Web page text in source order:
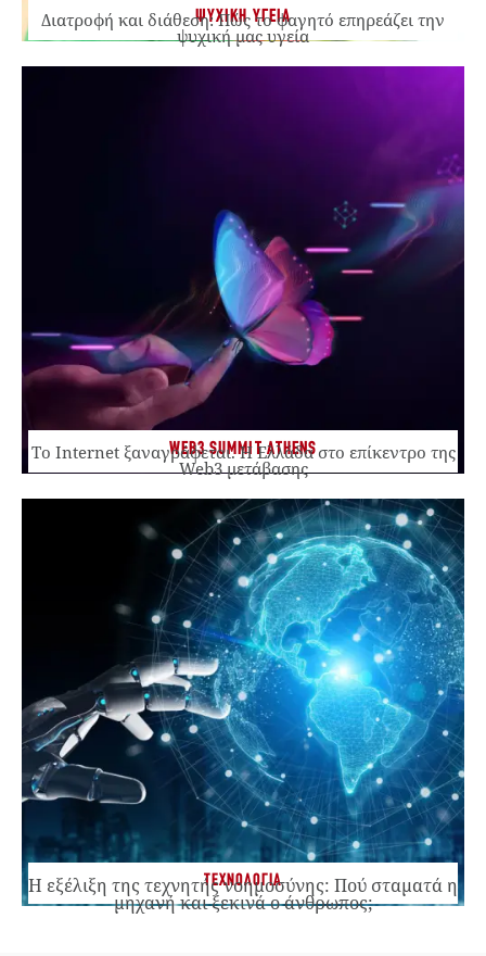
ΨΥΧΙΚΗ ΥΓΕΙΑ
Διατροφή και διάθεση: Πώς το φαγητό επηρεάζει την
ψυχική μας υγεία
WEB3 SUMMIT ATHENS
Το Internet ξαναγράφεται. Η Ελλάδα στο επίκεντρο της
Web3 μετάβασης
ΤΕΧΝΟΛΟΓΙΑ
Η εξέλιξη της τεχνητής νοημοσύνης: Πού σταματά η
μηχανή και ξεκινά ο άνθρωπος;